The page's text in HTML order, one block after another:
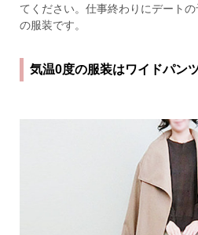
てください。仕事終わりにデート
の服装です。
気温0度の服装はワイドパン